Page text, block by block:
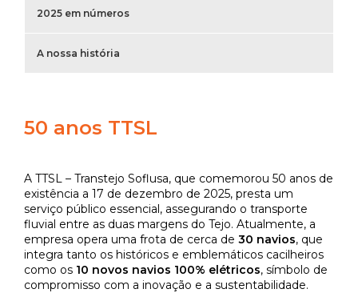
2025 em números
A nossa história
50 anos TTSL
A TTSL – Transtejo Soflusa, que comemorou 50 anos de
existência a 17 de dezembro de 2025, presta um
serviço público essencial, assegurando o transporte
fluvial entre as duas margens do Tejo. Atualmente, a
empresa opera uma frota de cerca de 30 navios, que
integra tanto os históricos e emblemáticos cacilheiros
como os 10 novos navios 100% elétricos, símbolo de
compromisso com a inovação e a sustentabilidade.